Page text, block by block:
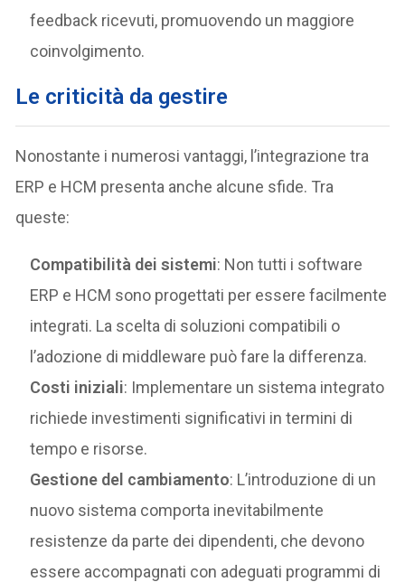
feedback ricevuti, promuovendo un maggiore
coinvolgimento.
Le criticità da gestire
Nonostante i numerosi vantaggi, l’integrazione tra
ERP e HCM presenta anche alcune sfide. Tra
queste:
Compatibilità dei sistemi: Non tutti i software
ERP e HCM sono progettati per essere facilmente
integrati. La scelta di soluzioni compatibili o
l’adozione di middleware può fare la differenza.
Costi iniziali: Implementare un sistema integrato
richiede investimenti significativi in termini di
tempo e risorse.
Gestione del cambiamento: L’introduzione di un
nuovo sistema comporta inevitabilmente
resistenze da parte dei dipendenti, che devono
essere accompagnati con adeguati programmi di